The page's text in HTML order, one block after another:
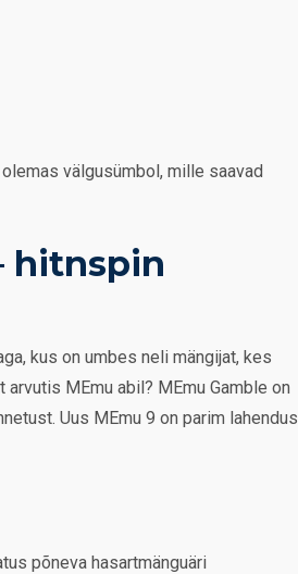
välgusümbol, mille saavad
hitnspin
kus on umbes neli mängijat, kes
arvutis MEmu abil? MEmu Gamble on
Uus MEmu 9 on parim lahendus
põneva hasartmänguäri